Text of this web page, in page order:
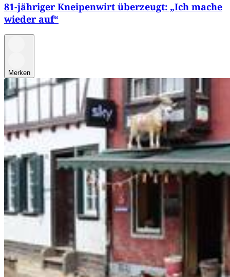
81-jähriger Kneipenwirt überzeugt: „Ich mache
wieder auf“
Merken